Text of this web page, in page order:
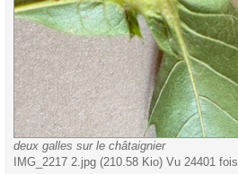
deux galles sur le châtaignier
IMG_2217 2.jpg (210.58 Kio) Vu 24401 fois